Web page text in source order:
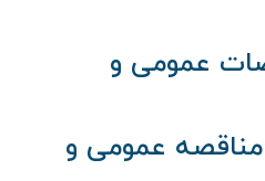
عمومی و
عمومی و